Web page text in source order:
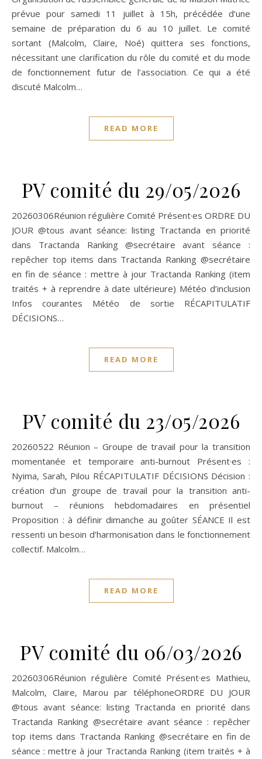
prévue pour samedi 11 juillet à 15h, précédée d’une
semaine de préparation du 6 au 10 juillet. Le comité
sortant (Malcolm, Claire, Noé) quittera ses fonctions,
nécessitant une clarification du rôle du comité et du mode
de fonctionnement futur de l’association. Ce qui a été
discuté Malcolm…
READ MORE
PV comité du 29/05/2026
20260306Réunion régulière Comité Présent·es ORDRE DU
JOUR @tous avant séance: listing Tractanda en priorité
dans Tractanda Ranking @secrétaire avant séance :
repêcher top items dans Tractanda Ranking @secrétaire
en fin de séance : mettre à jour Tractanda Ranking (item
traités + à reprendre à date ultérieure) Météo d’inclusion
Infos courantes Météo de sortie RÉCAPITULATIF
DÉCISIONS…
READ MORE
PV comité du 23/05/2026
20260522 Réunion – Groupe de travail pour la transition
momentanée et temporaire anti-burnout Présent·es :
Nyima, Sarah, Pilou RÉCAPITULATIF DÉCISIONS Décision :
création d’un groupe de travail pour la transition anti-
burnout – réunions hebdomadaires en présentiel
Proposition : à définir dimanche au goûter SÉANCE Il est
ressenti un besoin d’harmonisation dans le fonctionnement
collectif. Malcolm…
READ MORE
PV comité du 06/03/2026
20260306Réunion régulière Comité Présent·es Mathieu,
Malcolm, Claire, Marou par téléphoneORDRE DU JOUR
@tous avant séance: listing Tractanda en priorité dans
Tractanda Ranking @secrétaire avant séance : repêcher
top items dans Tractanda Ranking @secrétaire en fin de
séance : mettre à jour Tractanda Ranking (item traités + à